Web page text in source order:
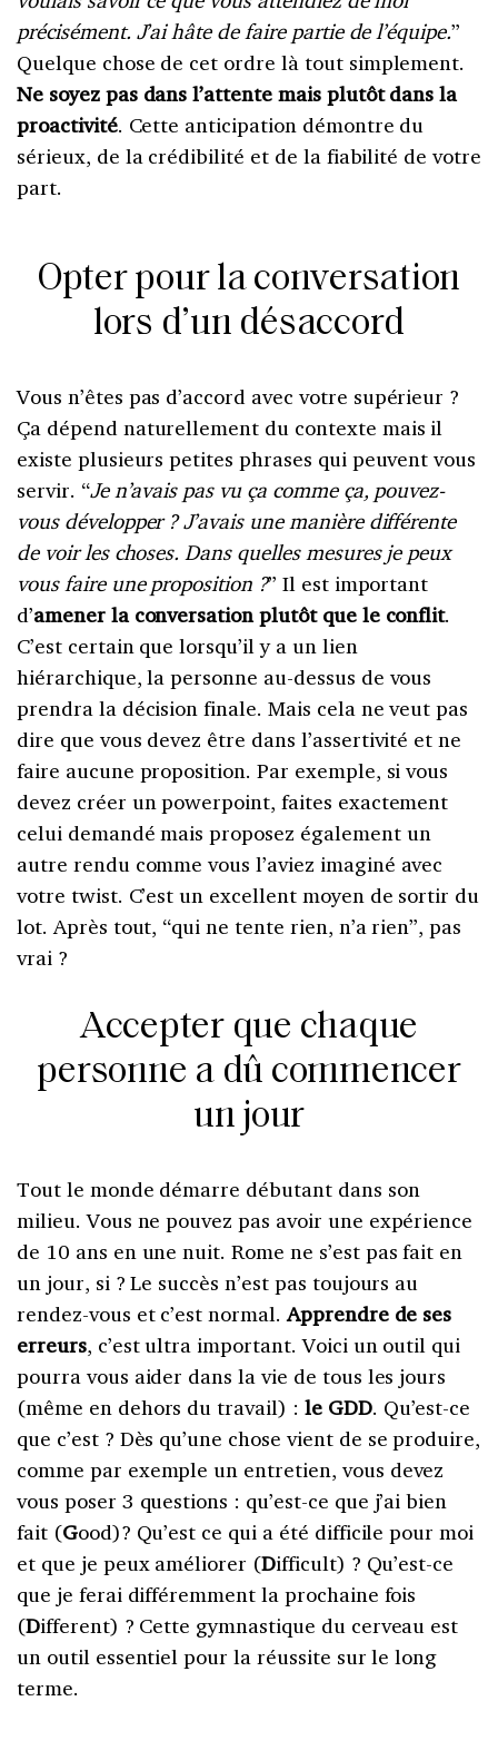
précisément. J’ai hâte de faire partie de l’équipe.”
Quelque chose de cet ordre là tout simplement.
Ne soyez pas dans l’attente mais plutôt dans la
proactivité. Cette anticipation démontre du
sérieux, de la crédibilité et de la fiabilité de votre
part.
Opter pour la conversation
lors d’un désaccord
Vous n’êtes pas d’accord avec votre supérieur ?
Ça dépend naturellement du contexte mais il
existe plusieurs petites phrases qui peuvent vous
servir. “Je n’avais pas vu ça comme ça, pouvez-
vous développer ? J’avais une manière différente
de voir les choses. Dans quelles mesures je peux
vous faire une proposition ?” Il est important
d’amener la conversation plutôt que le conflit.
C’est certain que lorsqu’il y a un lien
hiérarchique, la personne au-dessus de vous
prendra la décision finale. Mais cela ne veut pas
dire que vous devez être dans l’assertivité et ne
faire aucune proposition. Par exemple, si vous
devez créer un powerpoint, faites exactement
celui demandé mais proposez également un
autre rendu comme vous l’aviez imaginé avec
votre twist. C’est un excellent moyen de sortir du
lot. Après tout, “qui ne tente rien, n’a rien”, pas
vrai ?
Accepter que chaque
personne a dû commencer
un jour
Tout le monde démarre débutant dans son
milieu. Vous ne pouvez pas avoir une expérience
de 10 ans en une nuit. Rome ne s’est pas fait en
un jour, si ? Le succès n’est pas toujours au
rendez-vous et c’est normal.Apprendre de ses
erreurs, c’est ultra important. Voici un outil qui
pourra vous aider dans la vie de tous les jours
(même en dehors du travail) : le GDD. Qu’est-ce
que c’est ? Dès qu’une chose vient de se produire,
comme par exemple un entretien, vous devez
vous poser 3 questions : qu’est-ce que j’ai bien
fait (Good)? Qu’est ce qui a été difficile pour moi
et que je peux améliorer (Difficult) ? Qu’est-ce
que je ferai différemment la prochaine fois
(Different) ? Cette gymnastique du cerveau est
un outil essentiel pour la réussite sur le long
terme.